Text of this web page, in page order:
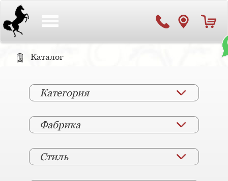
Каталог
Категория
Фабрика
Стиль